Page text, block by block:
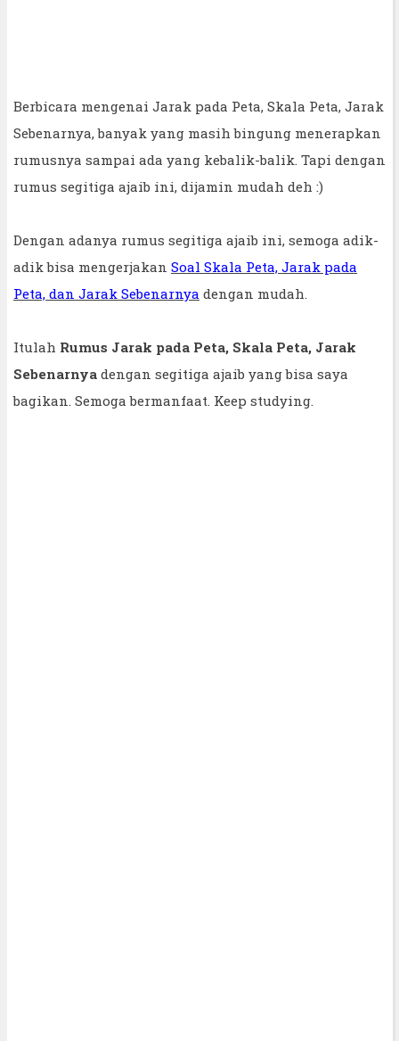
Berbicara mengenai Jarak pada Peta, Skala Peta, Jarak
Sebenarnya, banyak yang masih bingung menerapkan
rumusnya sampai ada yang kebalik-balik. Tapi dengan
rumus segitiga ajaib ini, dijamin mudah deh :)
Dengan adanya rumus segitiga ajaib ini, semoga adik-
adik bisa mengerjakan Soal Skala Peta, Jarak pada
Peta, dan Jarak Sebenarnya dengan mudah.
Itulah Rumus Jarak pada Peta, Skala Peta, Jarak
Sebenarnya dengan segitiga ajaib yang bisa saya
bagikan. Semoga bermanfaat. Keep studying.